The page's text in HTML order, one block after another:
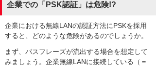
企業での「PSK認証」は危険!?
企業における無線LANの認証方法にPSKを採用
すると、どのような危険があるのでしょうか。
まず、パスフレーズが流出する場合を想定して
みましょう。企業無線LANに接続している（＝